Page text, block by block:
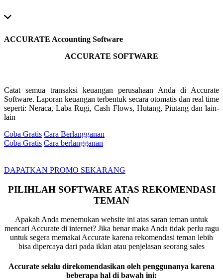
ACCURATE Accounting Software
ACCURATE SOFTWARE
Catat semua transaksi keuangan perusahaan Anda di Accurate
Software. Laporan keuangan terbentuk secara otomatis dan real time
seperti: Neraca, Laba Rugi, Cash Flows, Hutang, Piutang dan lain-
lain
Coba Gratis Cara Berlangganan
Coba Gratis Cara berlangganan
DAPATKAN PROMO SEKARANG
PILIHLAH SOFTWARE ATAS REKOMENDASI
TEMAN
Apakah Anda menemukan website ini atas saran teman untuk
mencari Accurate di internet? Jika benar maka Anda tidak perlu ragu
untuk segera memakai Accurate karena rekomendasi teman lebih
bisa dipercaya dari pada iklan atau penjelasan seorang sales
Accurate selalu direkomendasikan oleh penggunanya karena
beberapa hal di bawah ini: